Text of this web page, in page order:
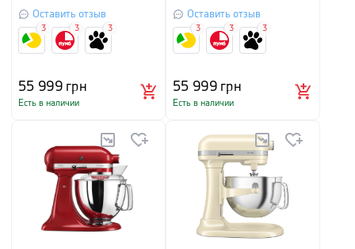
черный
Оставить отзыв
55 999грн
Есть в наличии
3 3 3
медальон
Оставить отзыв
55 999грн
Есть в наличии
3 3 3